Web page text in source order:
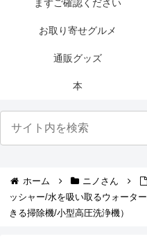
まずご確認ください
お取り寄せグルメ
通販グッズ
本
ホーム ニノさん
ッシャー/水を吸い取るウォータ
きる掃除機/小型高圧洗浄機）